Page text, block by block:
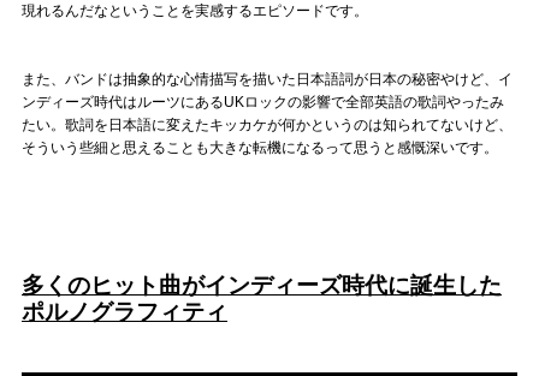
現れるんだなということを実感するエピソードです。
また、バンドは抽象的な心情描写を描いた日本語詞が日本の秘密やけど、イ
ンディーズ時代はルーツにあるUKロックの影響で全部英語の歌詞やったみ
たい。歌詞を日本語に変えたキッカケが何かというのは知られてないけど、
そういう些細と思えることも大きな転機になるって思うと感慨深いです。
多くのヒット曲がインディーズ時代に誕生した
ポルノグラフィティ